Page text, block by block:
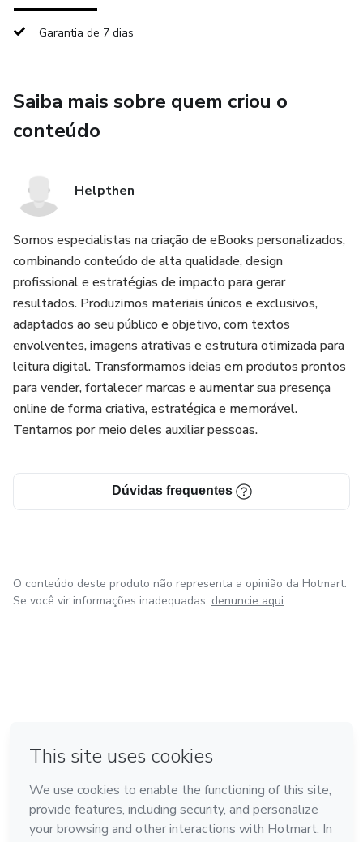
Garantia de 7 dias
Saiba mais sobre quem criou o
conteúdo
Helpthen
Somos especialistas na criação de eBooks personalizados,
combinando conteúdo de alta qualidade, design
profissional e estratégias de impacto para gerar
resultados. Produzimos materiais únicos e exclusivos,
adaptados ao seu público e objetivo, com textos
envolventes, imagens atrativas e estrutura otimizada para
leitura digital. Transformamos ideias em produtos prontos
para vender, fortalecer marcas e aumentar sua presença
online de forma criativa, estratégica e memorável.
Tentamos por meio deles auxiliar pessoas.
Dúvidas frequentes
O conteúdo deste produto não representa a opinião da Hotmart.
Se você vir informações inadequadas, denuncie aqui
Feito com ❤ na Cidade do México